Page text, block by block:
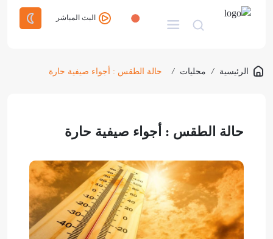
البث المباشر
الرئيسية / محليات / حالة الطقس : أجواء صيفية حارة
حالة الطقس : أجواء صيفية حارة